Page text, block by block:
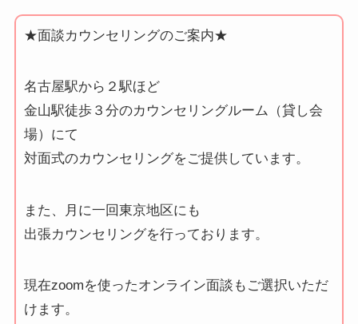
★面談カウンセリングのご案内★
名古屋駅から２駅ほど
金山駅徒歩３分のカウンセリングルーム（貸し会
場）にて
対面式のカウンセリングをご提供しています。
また、月に一回東京地区にも
出張カウンセリングを行っております。
現在zoomを使ったオンライン面談もご選択いただ
けます。